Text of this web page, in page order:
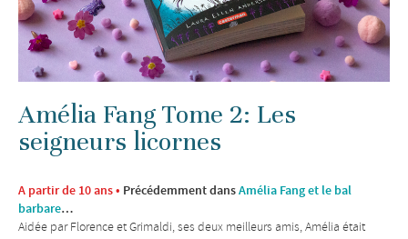
Amélia Fang Tome 2: Les
seigneurs licornes
A partir de 10 ans • Précédemment dansAmélia Fang et le bal
barbare…
Aidée par Florence et Grimaldi, ses deux meilleurs amis, Amélia était